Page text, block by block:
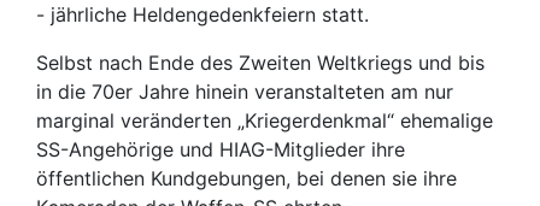
- jährliche Heldengedenkfeiern statt.
Selbst nach Ende des Zweiten Weltkriegs und bis
in die 70er Jahre hinein veranstalteten am nur
marginal veränderten „Kriegerdenkmal“ ehemalige
SS-Angehörige und HIAG-Mitglieder ihre
öffentlichen Kundgebungen, bei denen sie ihre